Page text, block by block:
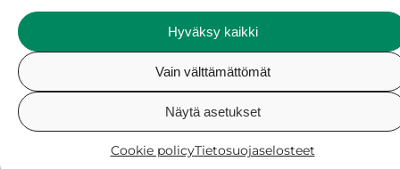
Hyväksy kaikki
Vain välttämättömät
Näytä asetukset
Cookie policyTietosuojaselosteet